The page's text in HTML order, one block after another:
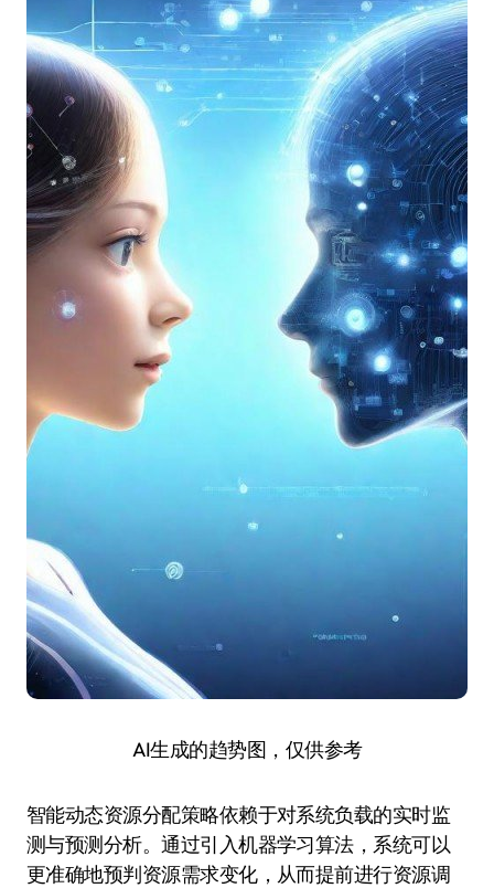
AI生成的趋势图，仅供参考
智能动态资源分配策略依赖于对系统负载的实时监
测与预测分析。通过引入机器学习算法，系统可以
更准确地预判资源需求变化，从而提前进行资源调